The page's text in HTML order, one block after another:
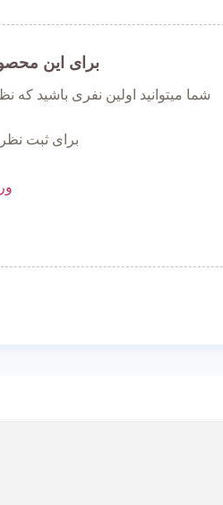
برای این
شما میتوانید اولین نفری باشید که
برای ثبت